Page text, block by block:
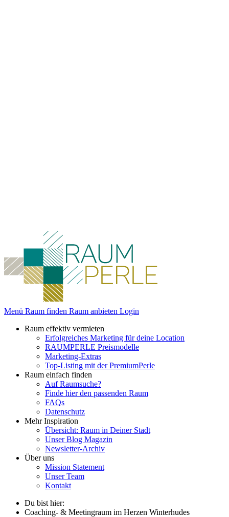
Menü Raum finden Raum anbieten Login
Raum effektiv vermieten
Erfolgreiches Marketing für deine Location
RAUMPERLE Preismodelle
Marketing-Extras
Top-Listing mit der PremiumPerle
Raum einfach finden
Auf Raumsuche?
Finde hier den passenden Raum
FAQs
Datenschutz
Mehr Inspiration
Übersicht: Raum in Deiner Stadt
Unser Blog Magazin
Newsletter-Archiv
Über uns
Mission Statement
Unser Team
Kontakt
Du bist hier:
Coaching- & Meetingraum im Herzen Winterhudes